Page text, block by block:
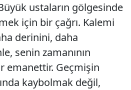
Eskişehir
Gümüşhane
ustaların gölgesinde
için bir çağrı. Kalemi
derinini, daha
senin zamanının
emanettir. Geçmişin
kaybolmak değil,